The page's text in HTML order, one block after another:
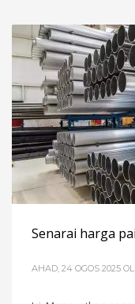
Senarai harga
AHAD, 24 OGOS 2025